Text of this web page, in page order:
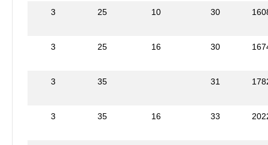
3 25 10 30
3 25 16 30
3 35 31
3 35 16 33